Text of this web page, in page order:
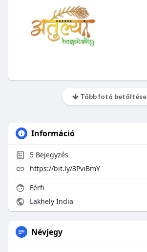
Több fotó betöltése
Információ
5Bejegyzés
https://bit.ly/3PviBmY
Férfi
Lakhely India
Névjegy